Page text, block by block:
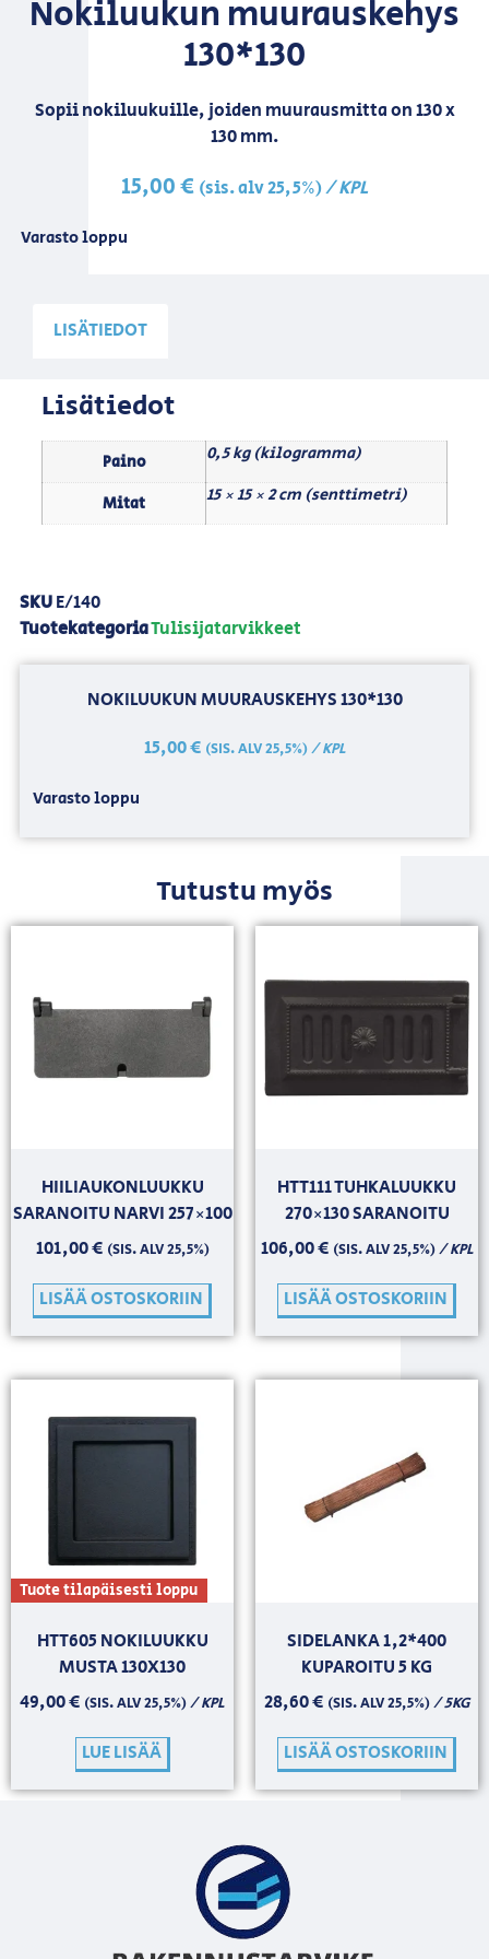
Nokiluukun muurauskehys
130*130
Sopii nokiluukuille, joiden muurausmitta on 130 x
130 mm.
15,00€ (sis. alv 25,5%)/ KPL
Varasto loppu
LISÄTIEDOT
Lisätiedot
Paino 0,5 kg (kilogramma)
Mitat 15 × 15 × 2 cm (senttimetri)
SKUE/140
TuotekategoriaTulisijatarvikkeet
NOKILUUKUN MUURAUSKEHYS 130*130
15,00€ (SIS. ALV 25,5%)/ KPL
Varasto loppu
Tutustu myös
HIILIAUKONLUUKKU
SARANOITU NARVI 257×100
101,00€ (SIS. ALV 25,5%)
LISÄÄ OSTOSKORIIN
HTT111 TUHKALUUKKU
270×130 SARANOITU
106,00€ (SIS. ALV 25,5%)/ KPL
LISÄÄ OSTOSKORIIN
Tuote tilapäisesti loppu
HTT605 NOKILUUKKU
MUSTA 130X130
49,00€ (SIS. ALV 25,5%)/ KPL
LUE LISÄÄ
SIDELANKA 1,2*400
KUPAROITU 5 KG
28,60€ (SIS. ALV 25,5%)/ 5KG
LISÄÄ OSTOSKORIIN